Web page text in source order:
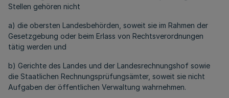
Stellen gehören nicht
a) die obersten Landesbehörden, soweit sie im Rahmen der
Gesetzgebung oder beim Erlass von Rechtsverordnungen
tätig werden und
b) Gerichte des Landes und der Landesrechnungshof sowie
die Staatlichen Rechnungsprüfungsämter, soweit sie nicht
Aufgaben der öffentlichen Verwaltung wahrnehmen.